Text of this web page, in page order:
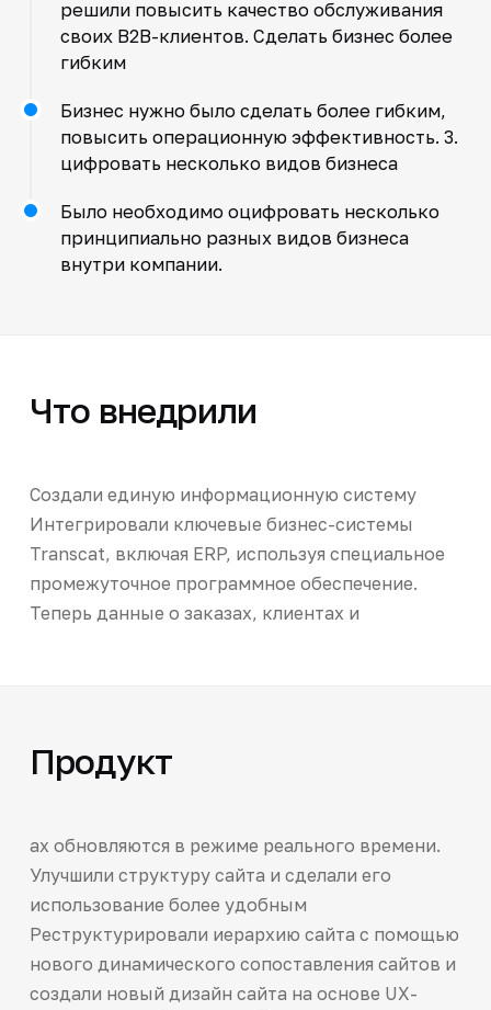
решили повысить качество обслуживания
своих B2B-клиентов. Сделать бизнес более
гибким
Бизнес нужно было сделать более гибким,
повысить операционную эффективность. 3.
цифровать несколько видов бизнеса
Было необходимо оцифровать несколько
принципиально разных видов бизнеса
внутри компании.
Что внедрили
Создали единую информационную систему
Интегрировали ключевые бизнес-системы
Transcat, включая ERP, используя специальное
промежуточное программное обеспечение.
Теперь данные о заказах, клиентах и
Продукт
ах обновляются в режиме реального времени.
Улучшили структуру сайта и сделали его
использование более удобным
Реструктурировали иерархию сайта с помощью
нового динамического сопоставления сайтов и
создали новый дизайн сайта на основе UX-